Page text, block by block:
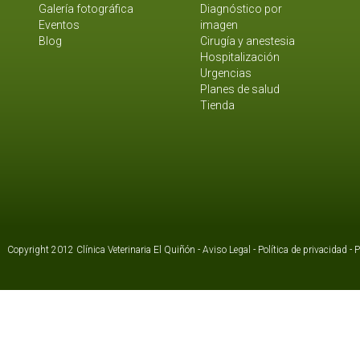
Galería fotográfica
Eventos
Blog
Diagnóstico por
imagen
Cirugía y anestesia
Hospitalización
Urgencias
Planes de salud
Tienda
Copyright 2012 Clínica Veterinaria El Quiñón - Aviso Legal - Política de privacidad -